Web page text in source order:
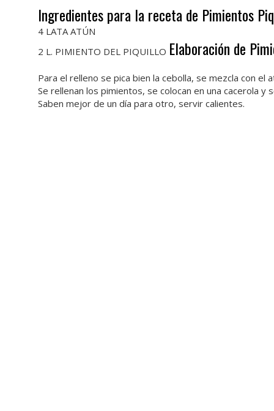
Ingredientes para la receta de Pimientos
4 LATA ATÚN
2 L. PIMIENTO DEL PIQUILLO Elaboración de
Para el relleno se pica bien la cebolla, se mezcla con el
Se rellenan los pimientos, se colocan en una cacerola
Saben mejor de un día para otro, servir calientes.